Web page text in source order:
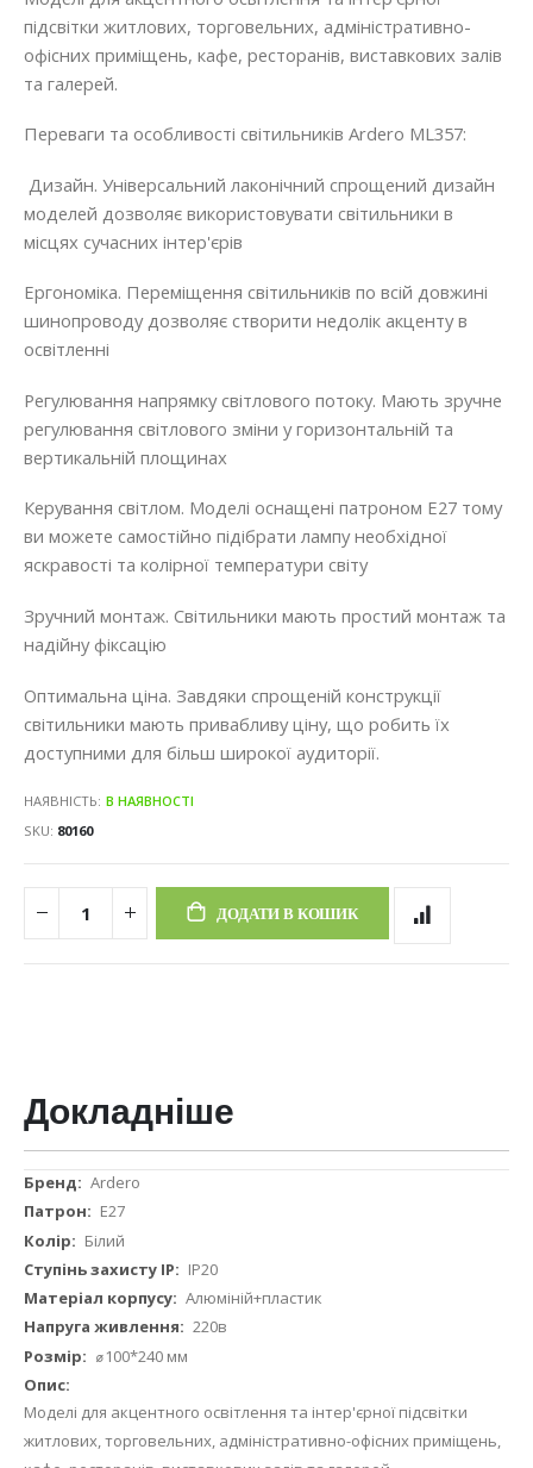
підсвітки житлових, торговельних, адміністративно-
офісних приміщень, кафе, ресторанів, виставкових залів
та галерей.
Переваги та особливості світильників Ardero ML357:
Дизайн. Універсальний лаконічний спрощений дизайн
моделей дозволяє використовувати світильники в
місцях сучасних інтер'єрів
Ергономіка. Переміщення світильників по всій довжині
шинопроводу дозволяє створити недолік акценту в
освітленні
Регулювання напрямку світлового потоку. Мають зручне
регулювання світлового зміни у горизонтальній та
вертикальній площинах
Керування світлом. Моделі оснащені патроном Е27 тому
ви можете самостійно підібрати лампу необхідної
яскравості та колірної температури світу
Зручний монтаж. Світильники мають простий монтаж та
надійну фіксацію
Оптимальна ціна. Завдяки спрощеній конструкції
світильники мають привабливу ціну, що робить їх
доступними для більш широкої аудиторії.
НАЯВНІСТЬ: В НАЯВНОСТІ
SKU 80160
ДОДАТИ В КОШИК
Докладніше
ДокладнішеArdero
Е27
Білий
IP20
Алюміній+пластик
220в
⌀100*240 мм
Моделі для акцентного освітлення та інтер'єрної підсвітки
житлових, торговельних, адміністративно-офісних приміщень,